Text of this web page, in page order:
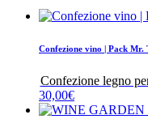
Confezione vino | Pack Mr.
Confezione legno
30,00€